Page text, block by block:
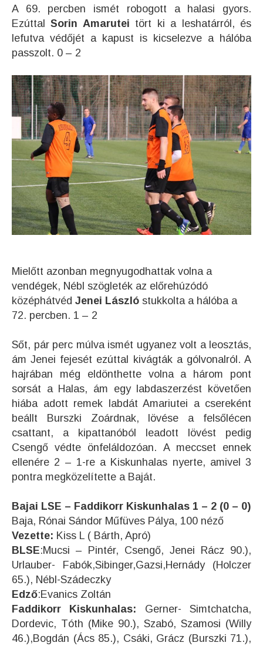
A 69. percben ismét robogott a halasi gyors.
EzúttalSorin Amarutei tört ki a leshatárról, és
lefutva védőjét a kapust is kicselezve a hálóba
passzolt. 0 – 2
Mielőtt azonban megnyugodhattak volna a
vendégek, Nébl szögleték az előrehúzódó
középhátvéd Jenei László stukkolta a hálóba a
72. percben. 1 – 2
Sőt, pár perc múlva ismét ugyanez volt a leosztás,
ám Jenei fejesét ezúttal kivágták a gólvonalról. A
hajrában még eldönthette volna a három pont
sorsát a Halas, ám egy labdaszerzést követően
hiába adott remek labdát Amariutei a csereként
beállt Burszki Zoárdnak, lövése a felsőlécen
csattant, a kipattanóból leadott lövést pedig
Csengő védte önfeláldozóan. A meccset ennek
ellenére 2 – 1-re a Kiskunhalas nyerte, amivel 3
pontra megközelítette a Baját.
Bajai LSE – Faddikorr Kiskunhalas 1 – 2 (0 – 0)
Baja, Rónai Sándor Műfüves Pálya, 100 néző
Vezette: Kiss L ( Bárth, Apró)
BLSE:Mucsi – Pintér, Csengő, Jenei Rácz 90.),
Urlauber- Fabók,Sibinger,Gazsi,Hernády (Holczer
65.), Nébl-Szádeczky
Edző:Evanics Zoltán
Faddikorr Kiskunhalas: Gerner- Simtchatcha,
Dordevic, Tóth (Mike 90.), Szabó, Szamosi (Willy
46.),Bogdán (Ács 85.), Csáki, Grácz (Burszki 71.),